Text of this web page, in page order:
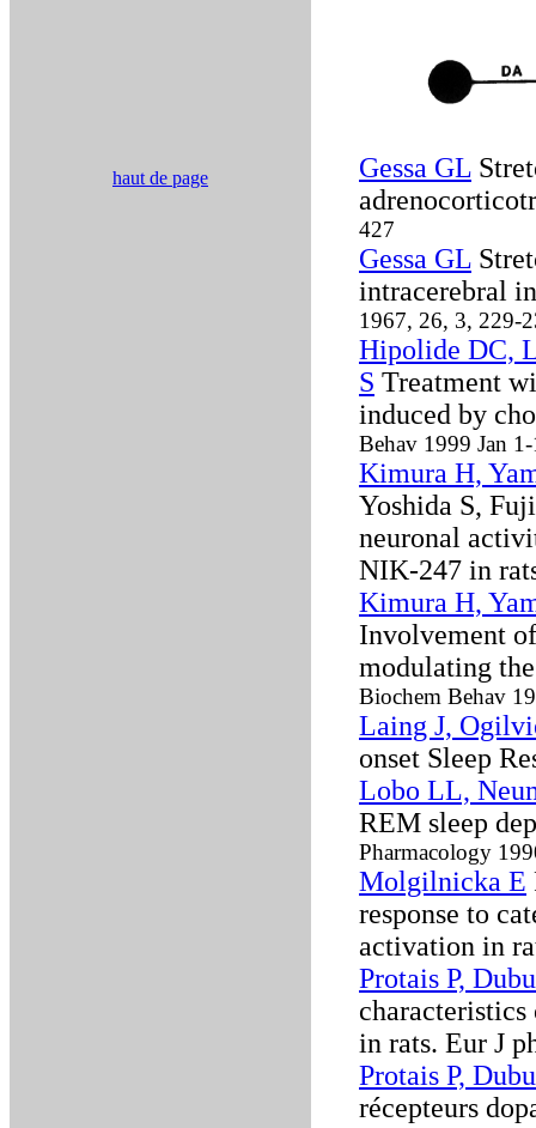
haut de page Gessa GL
427
Gessa GL
intracerebral
1967, 26, 3, 229-
Hipolide DC,
S Treatment
induced by
Behav 1999 Jan
Kimura H,
Yoshida S,
neuronal
NIK-247 in
Kimura H,
Involvement
modulating
Biochem Behav
Laing J,
onset Sleep
Lobo LL,
REM sleep
Pharmacology
Molgilnicka E
response to
activation in
Protais P,
in rats. Eur J
Protais P,
récepteurs